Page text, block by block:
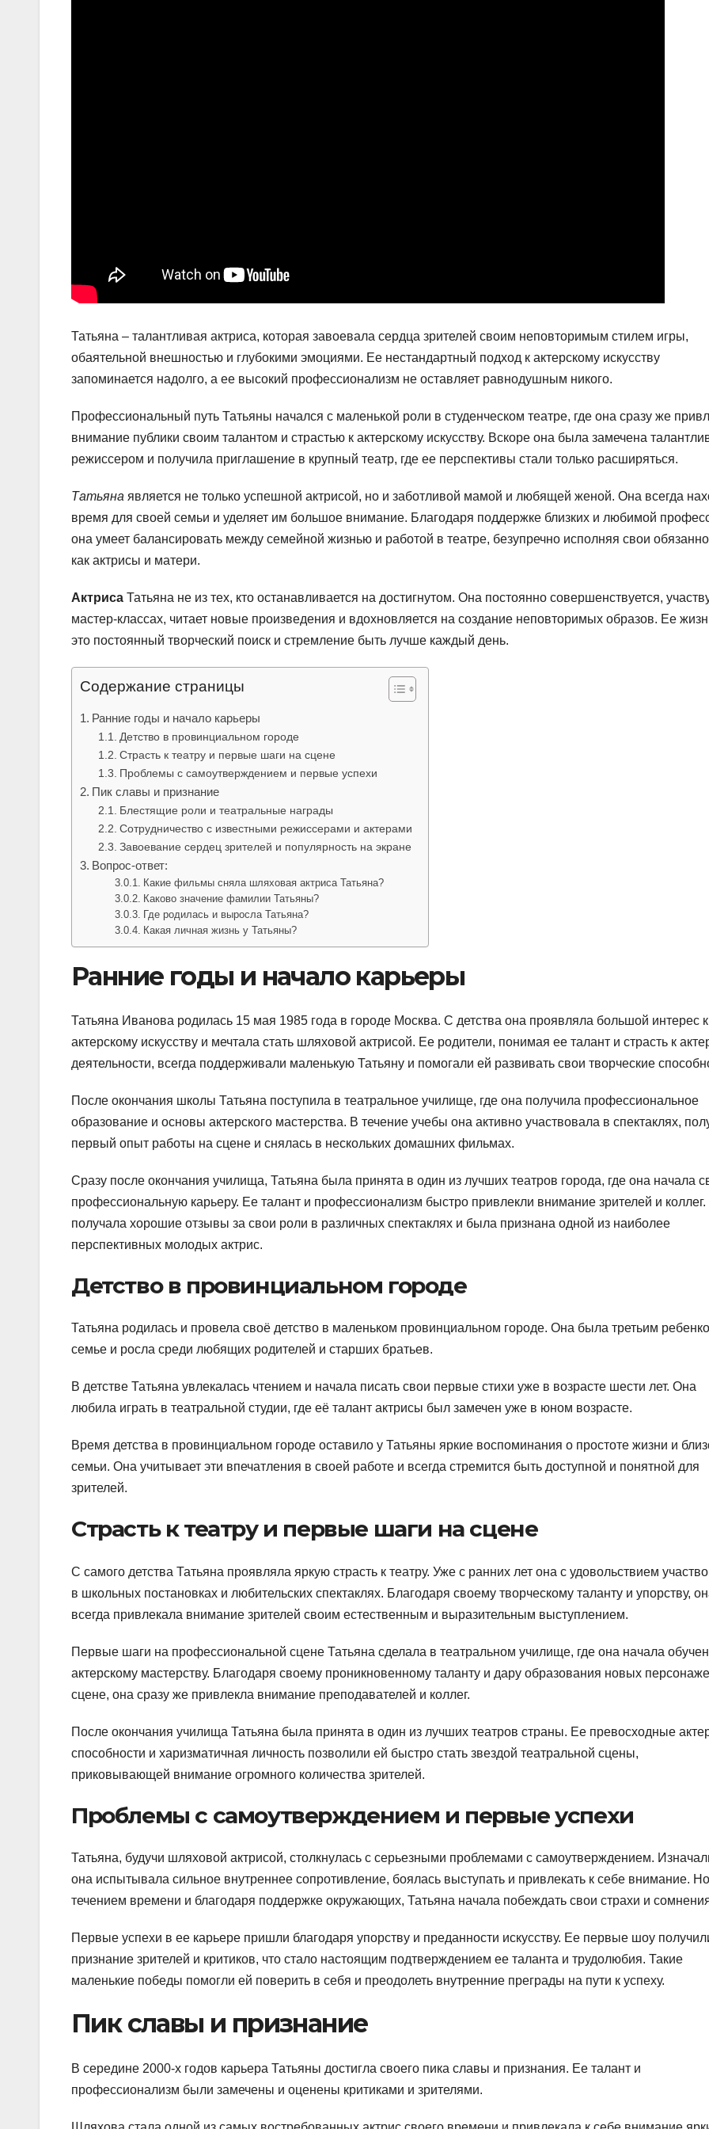
Татьяна – талантливая актриса, которая завоевала сердца зрителей своим неповторимым стилем игры,
обаятельной внешностью и глубокими эмоциями. Ее нестандартный подход к актерскому искусству
запоминается надолго, а ее высокий профессионализм не оставляет равнодушным никого.
Профессиональный путь Татьяны начался с маленькой роли в студенческом театре, где она сразу же
внимание публики своим талантом и страстью к актерскому искусству. Вскоре она была замечена
режиссером и получила приглашение в крупный театр, где ее перспективы стали только расширяться.
Татьяна является не только успешной актрисой, но и заботливой мамой и любящей женой. Она всегда
время для своей семьи и уделяет им большое внимание. Благодаря поддержке близких и любимой
она умеет балансировать между семейной жизнью и работой в театре, безупречно исполняя свои
как актрисы и матери.
Актриса Татьяна не из тех, кто останавливается на достигнутом. Она постоянно совершенствуется,
мастер-классах, читает новые произведения и вдохновляется на создание неповторимых образов. Ее
это постоянный творческий поиск и стремление быть лучше каждый день.
Содержание страницы
Ранние годы и начало карьеры
Детство в провинциальном городе
Страсть к театру и первые шаги на сцене
Проблемы с самоутверждением и первые успехи
Пик славы и признание
Блестящие роли и театральные награды
Сотрудничество с известными режиссерами и актерами
Завоевание сердец зрителей и популярность на экране
Вопрос-ответ:
Какие фильмы сняла шляховая актриса Татьяна?
Каково значение фамилии Татьяны?
Где родилась и выросла Татьяна?
Какая личная жизнь у Татьяны?
Ранние годы и начало карьеры
Татьяна Иванова родилась 15 мая 1985 года в городе Москва. С детства она проявляла большой интерес к
актерскому искусству и мечтала стать шляховой актрисой. Ее родители, понимая ее талант и страсть к
деятельности, всегда поддерживали маленькую Татьяну и помогали ей развивать свои творческие
После окончания школы Татьяна поступила в театральное училище, где она получила профессиональное
образование и основы актерского мастерства. В течение учебы она активно участвовала в спектаклях,
первый опыт работы на сцене и снялась в нескольких домашних фильмах.
Сразу после окончания училища, Татьяна была принята в один из лучших театров города, где она начала
профессиональную карьеру. Ее талант и профессионализм быстро привлекли внимание зрителей и
получала хорошие отзывы за свои роли в различных спектаклях и была признана одной из наиболее
перспективных молодых актрис.
Детство в провинциальном городе
Татьяна родилась и провела своё детство в маленьком провинциальном городе. Она была третьим
семье и росла среди любящих родителей и старших братьев.
В детстве Татьяна увлекалась чтением и начала писать свои первые стихи уже в возрасте шести лет. Она
любила играть в театральной студии, где её талант актрисы был замечен уже в юном возрасте.
Время детства в провинциальном городе оставило у Татьяны яркие воспоминания о простоте жизни и
семьи. Она учитывает эти впечатления в своей работе и всегда стремится быть доступной и понятной для
зрителей.
Страсть к театру и первые шаги на сцене
С самого детства Татьяна проявляла яркую страсть к театру. Уже с ранних лет она с удовольствием
в школьных постановках и любительских спектаклях. Благодаря своему творческому таланту и упорству,
всегда привлекала внимание зрителей своим естественным и выразительным выступлением.
Первые шаги на профессиональной сцене Татьяна сделала в театральном училище, где она начала
актерскому мастерству. Благодаря своему проникновенному таланту и дару образования новых
сцене, она сразу же привлекла внимание преподавателей и коллег.
После окончания училища Татьяна была принята в один из лучших театров страны. Ее превосходные
способности и харизматичная личность позволили ей быстро стать звездой театральной сцены,
приковывающей внимание огромного количества зрителей.
Проблемы с самоутверждением и первые успехи
Татьяна, будучи шляховой актрисой, столкнулась с серьезными проблемами с самоутверждением.
она испытывала сильное внутреннее сопротивление, боялась выступать и привлекать к себе внимание.
течением времени и благодаря поддержке окружающих, Татьяна начала побеждать свои страхи и
Первые успехи в ее карьере пришли благодаря упорству и преданности искусству. Ее первые шоу
признание зрителей и критиков, что стало настоящим подтверждением ее таланта и трудолюбия. Такие
маленькие победы помогли ей поверить в себя и преодолеть внутренние преграды на пути к успеху.
Пик славы и признание
В середине 2000-х годов карьера Татьяны достигла своего пика славы и признания. Ее талант и
профессионализм были замечены и оценены критиками и зрителями.